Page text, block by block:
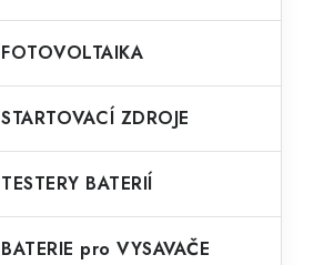
FOTOVOLTAIKA
STARTOVACÍ ZDROJE
TESTERY BATERIÍ
BATERIE pro VYSAVAČE